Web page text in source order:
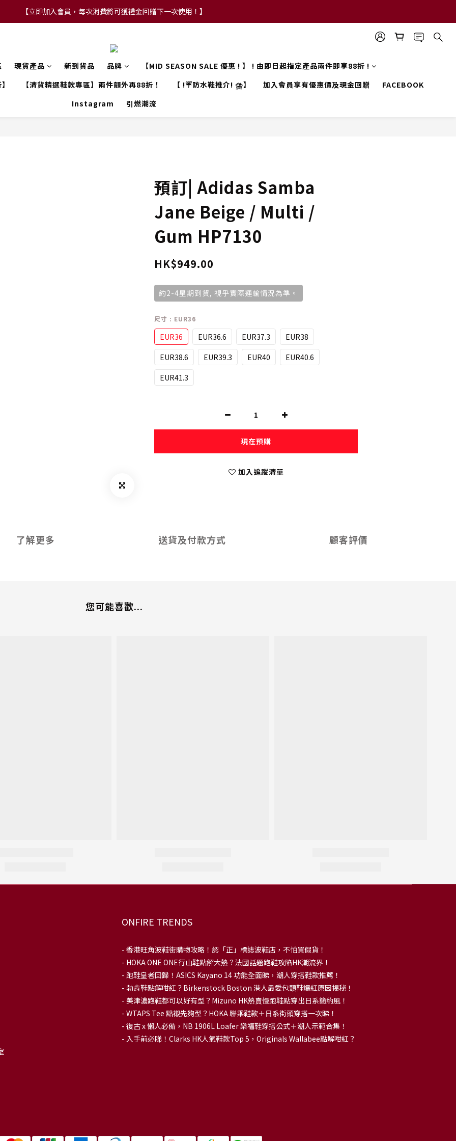
【FLASH SALE 兩件指定現貨產品即享88折】
【立即加入會員，每次消費將可獲禮金回贈下一次使用！】
現貨產品 新到貨品 品牌
【MID SEASON SALE 優惠 ! 】 ! 由即日起指定產品兩件即享88折 !
【清貨精選鞋款專區】兩件額外再88折！ 【 !☔防水鞋推介! ⛈️】 加入會員享有優惠價及現金回贈
FACEBOOK
Instagram
引燃潮流
預訂| Adidas Samba
Jane Beige / Multi /
Gum HP7130
HK$949.00
約2-4星期到貨, 視乎實際運輸情況為準。
尺寸 : EUR36
EUR36 EUR36.6 EUR37.3
EUR38
EUR38.6
EUR39.3 EUR40
EUR40.6
EUR41.3
現在預購
加入追蹤清單
了解更多 送貨及付款方式 顧客評價
您可能喜歡...
ONFIRE TRENDS
- 香港旺角波鞋街購物攻略！認「正」標誌波鞋店，不怕買假貨！
- HOKA ONE ONE行山鞋點解大熱？法國話題跑鞋攻陷HK潮流界！
- 跑鞋皇者回歸！ASICS Kayano 14 功能全面睇，潮人穿搭鞋款推薦！
- 勃肯鞋點解咁紅？Birkenstock Boston 港人最愛包頭鞋爆紅原因揭秘！
- 美津濃跑鞋都可以好有型？Mizuno HK熱賣慢跑鞋點穿出日系簡約風！
- WTAPS Tee 點襯先夠型？HOKA 聯乘鞋款＋日系街頭穿搭一次睇！
- 復古 x 懶人必備，NB 1906L Loafer 樂福鞋穿搭公式＋潮人示範合集！
- 入手前必睇！Clarks HK人氣鞋款Top 5，Originals Wallabee點解咁紅？